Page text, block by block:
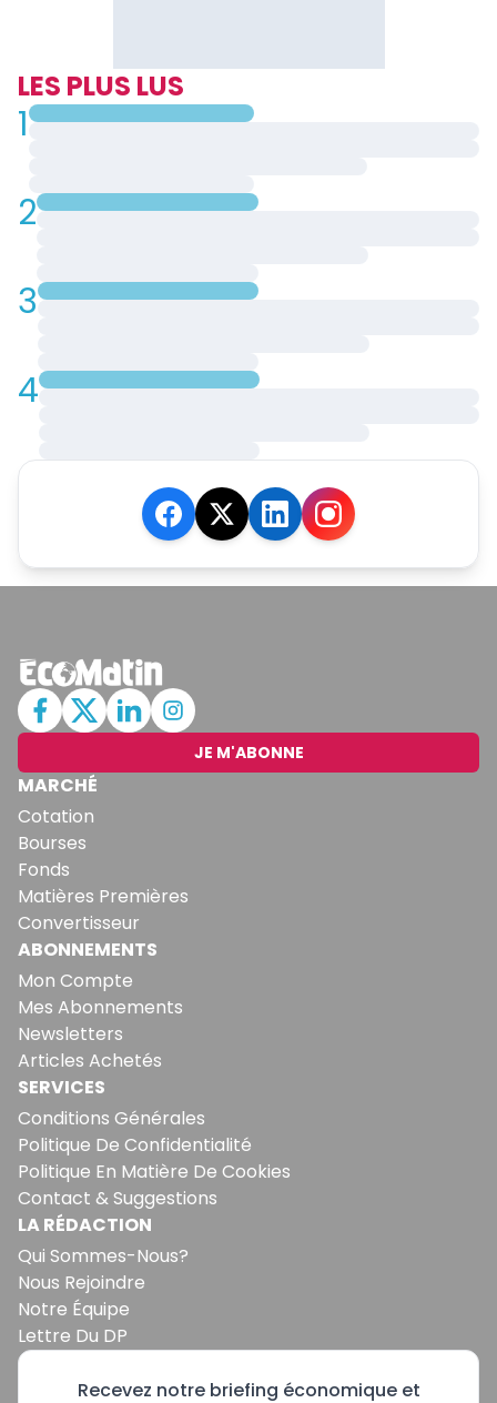
LES PLUS LUS
1
2
3
4
JE M'ABONNE
MARCHÉ
Cotation
Bourses
Fonds
Matières Premières
Convertisseur
ABONNEMENTS
Mon Compte
Mes Abonnements
Newsletters
Articles Achetés
SERVICES
Conditions Générales
Politique De Confidentialité
Politique En Matière De Cookies
Contact & Suggestions
LA RÉDACTION
Qui Sommes-Nous?
Nous Rejoindre
Notre Équipe
Lettre Du DP
Recevez notre briefing économique et